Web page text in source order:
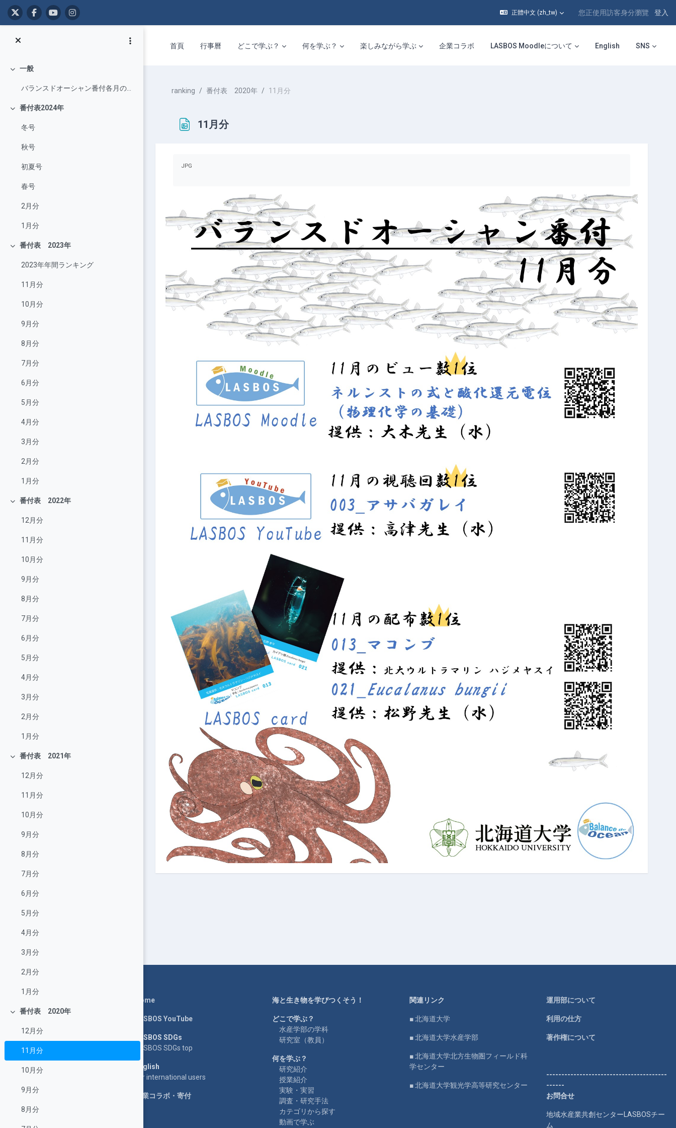
正體中文 ‎(zh_tw)‎ 您正使用訪客身分瀏覽 登入
首頁 行事曆 どこで学ぶ？ 何を学ぶ？ 楽しみながら学ぶ 企業コラボ LASBOS Moodleについて English SNS
展延
一般
バランスドオーシャン番付各月の人気コンテンツを番付形式で掲出しています
展延
番付表2024年
冬号
秋号
初夏号
春号
2月分
1月分
展延
番付表 2023年
2023年年間ランキング
11月分
10月分
9月分
8月分
7月分
6月分
5月分
4月分
3月分
2月分
1月分
展延
番付表 2022年
12月分
11月分
10月分
9月分
8月分
7月分
6月分
5月分
4月分
3月分
2月分
1月分
展延
番付表 2021年
12月分
11月分
10月分
9月分
8月分
7月分
6月分
5月分
4月分
3月分
2月分
1月分
展延
番付表 2020年
12月分
11月分
10月分
9月分
8月分
ranking 番付表 2020年 11月分
11月分
JPG
Home
LASBOS YouTube
LASBOS SDGs
LASBOS SDGs top
English
For international users
企業コラボ・寄付
海と生き物を学びつくそう！
どこで学ぶ？
水産学部の学科
研究室（教員）
何を学ぶ？
研究紹介
授業紹介
実験・実習
調査・研究手法
カテゴリから探す
動画で学ぶ
関連リンク
■ 北海道大学
■ 北海道大学水産学部
■ 北海道大学北方生物圏フィールド科
学センター
■ 北海道大学観光学高等研究センター
運用部について
利用の仕方
著作権について
----------------------------------------
------
お問合せ
地域水産業共創センターLASBOSチー
ム